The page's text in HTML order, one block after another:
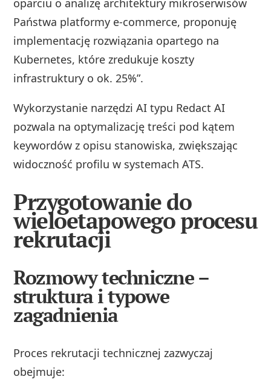
oparciu o analizę architektury mikroserwisów
Państwa platformy e-commerce, proponuję
implementację rozwiązania opartego na
Kubernetes, które zredukuje koszty
infrastruktury o ok. 25%”.
Wykorzystanie narzędzi AI typu Redact AI
pozwala na optymalizację treści pod kątem
keywordów z opisu stanowiska, zwiększając
widoczność profilu w systemach ATS.
Przygotowanie do
wieloetapowego procesu
rekrutacji
Rozmowy techniczne –
struktura i typowe
zagadnienia
Proces rekrutacji technicznej zazwyczaj
obejmuje: